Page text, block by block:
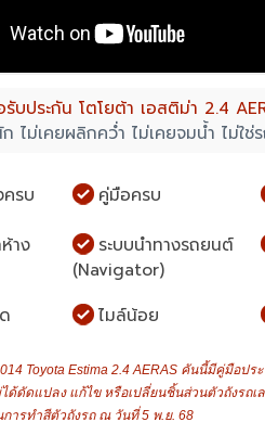
รับประกัน โตโยต้า เอสติม่า 2.4
ไม่เคยผลิกคว่ำ ไม่เคยจมน้ำ ไม่ใ
รบ คู่มือครบ
าง
ระบบนำทางรถยนต์
(Navigator)
ไมล์น้อย
Toyota Estima 2.4 AERAS คันนี้มีคู่มือปร
ด้ดัดแปลง แก้ไข หรือเปลี่ยนชิ้นส่วนตัวถังรถ
การทำสีตัวถังรถ ณ วันที่ 5 พ.ย. 68